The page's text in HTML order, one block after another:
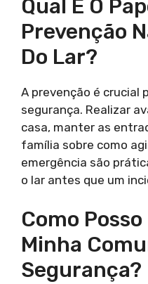
Qual É O
Prevenção
Do Lar?
A prevenção é crucial
segurança. Realizar
casa, manter as
família sobre como
emergência são
o lar antes que um
Como
Minha
Segurança?